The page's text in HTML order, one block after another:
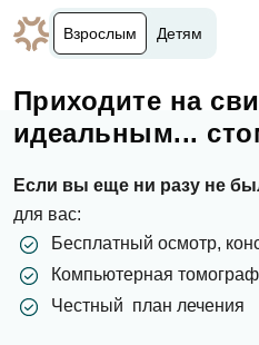
Взрослым Детям
Приходите на
идеальным...
Если вы еще ни разу не
для вас:
Бесплатный осмотр,
Компьютерная
Честный план лечения
Специальная цена на курс
системе Damon Q на 2
лет, 1 категория
Damon Q – миниатюрная
Имплант ST
Установка +
Формирователь десны
Акция не суммируется с